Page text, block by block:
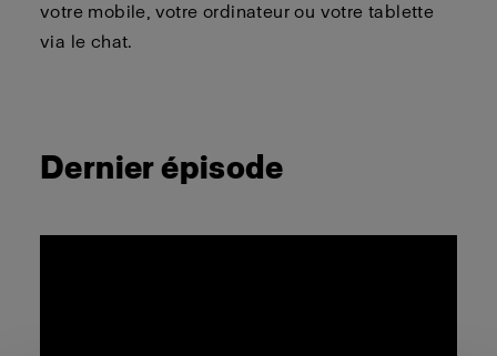
votre mobile, votre ordinateur ou votre tablette
via le chat.
Dernier épisode